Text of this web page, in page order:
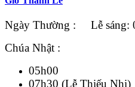
Ngày Thường : Lễ sáng:
Chúa Nhật :
05h00
07h30 (Lễ Thiếu Nhi)